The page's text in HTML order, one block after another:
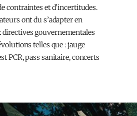
contraintes et d’incertitudes.
ont du s’adapter en
directives gouvernementales
telles que : jauge
PCR, pass sanitaire, concerts